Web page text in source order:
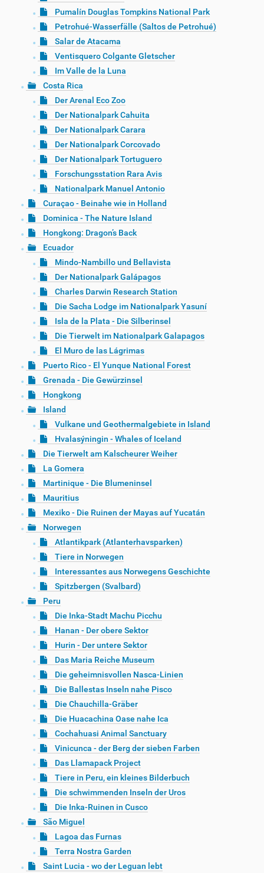
Pumalín Douglas Tompkins National Park
Petrohué-Wasserfälle (Saltos de Petrohué)
Salar de Atacama
Ventisquero Colgante Gletscher
Im Valle de la Luna
Costa Rica
Der Arenal Eco Zoo
Der Nationalpark Cahuita
Der Nationalpark Carara
Der Nationalpark Corcovado
Der Nationalpark Tortuguero
Forschungsstation Rara Avis
Nationalpark Manuel Antonio
Curaçao - Beinahe wie in Holland
Dominica - The Nature Island
Hongkong: Dragon’s Back
Ecuador
Mindo-Nambillo und Bellavista
Der Nationalpark Galápagos
Charles Darwin Research Station
Die Sacha Lodge im Nationalpark Yasuní
Isla de la Plata - Die Silberinsel
Die Tierwelt im Nationalpark Galapagos
El Muro de las Lágrimas
Puerto Rico - El Yunque National Forest
Grenada - Die Gewürzinsel
Hongkong
Island
Vulkane und Geothermalgebiete in Island
Hvalasýningin - Whales of Iceland
Die Tierwelt am Kalscheurer Weiher
La Gomera
Martinique - Die Blumeninsel
Mauritius
Mexiko - Die Ruinen der Mayas auf Yucatán
Norwegen
Atlantikpark (Atlanterhavsparken)
Tiere in Norwegen
Interessantes aus Norwegens Geschichte
Spitzbergen (Svalbard)
Peru
Die Inka-Stadt Machu Picchu
Hanan - Der obere Sektor
Hurin - Der untere Sektor
Das Maria Reiche Museum
Die geheimnisvollen Nasca-Linien
Die Ballestas Inseln nahe Pisco
Die Chauchilla-Gräber
Die Huacachina Oase nahe Ica
Cochahuasi Animal Sanctuary
Vinicunca - der Berg der sieben Farben
Das Llamapack Project
Tiere in Peru, ein kleines Bilderbuch
Die schwimmenden Inseln der Uros
Die Inka-Ruinen in Cusco
São Miguel
Lagoa das Furnas
Terra Nostra Garden
Saint Lucia - wo der Leguan lebt